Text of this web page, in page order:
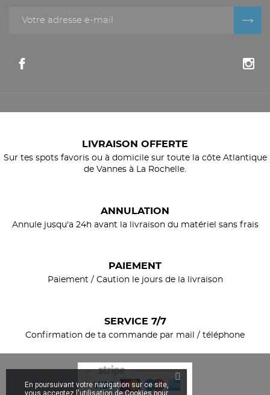
LIVRAISON OFFERTE
Sur tes spots favoris ou à domicile sur toute la côte Atlantique
de Vannes à La Rochelle.
ANNULATION
Annule jusqu'a 24h avant la livraison du matériel sans frais
PAIEMENT
Paiement / Caution le jours de la livraison
SERVICE 7/7
Confirmation de ta commande par mail / téléphone
En poursuivant votre navigation sur ce site,
vous acceptez l'utilisation de Cookies pour